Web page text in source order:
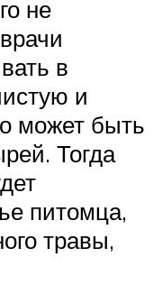
не
в
и
может быть
Тогда
питомца,
травы,